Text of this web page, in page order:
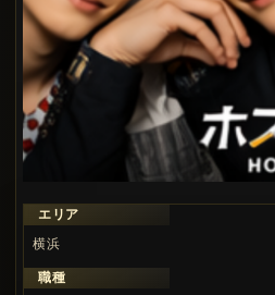
エリア
横浜
職種